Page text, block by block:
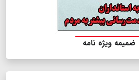
ضمیمه ویژه نامه